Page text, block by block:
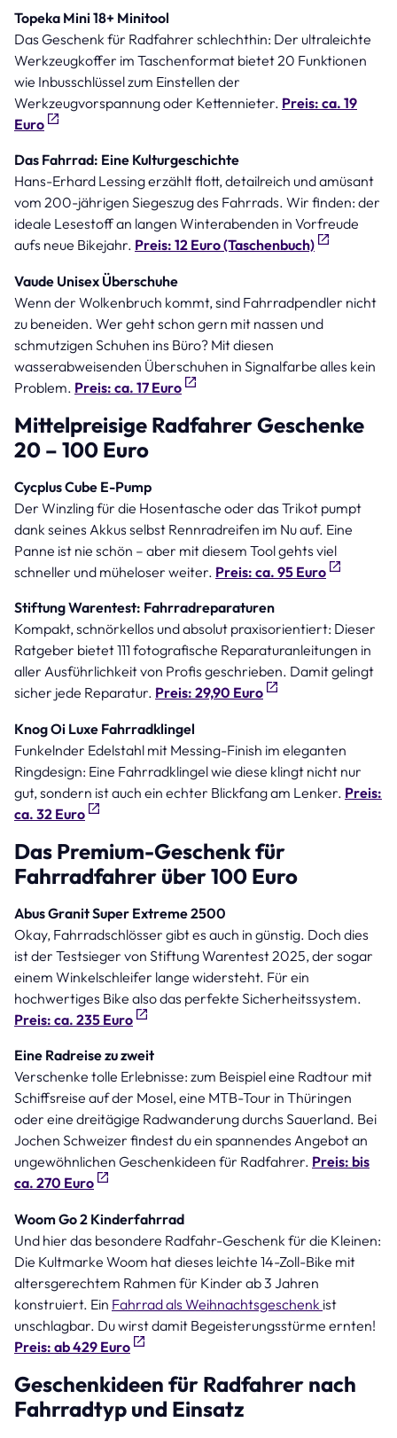
Topeka Mini 18+ Minitool
Das Geschenk für Radfahrer schlechthin: Der ultraleichte
Werkzeugkoffer im Taschenformat bietet 20 Funktionen
wie Inbusschlüssel zum Einstellen der
Werkzeugvorspannung oder Kettennieter. Preis: ca. 19
Euro
Das Fahrrad: Eine Kulturgeschichte
Hans-Erhard Lessing erzählt flott, detailreich und amüsant
vom 200-jährigen Siegeszug des Fahrrads. Wir finden: der
ideale Lesestoff an langen Winterabenden in Vorfreude
aufs neue Bikejahr. Preis: 12 Euro (Taschenbuch)
Vaude Unisex Überschuhe
Wenn der Wolkenbruch kommt, sind Fahrradpendler nicht
zu beneiden. Wer geht schon gern mit nassen und
schmutzigen Schuhen ins Büro? Mit diesen
wasserabweisenden Überschuhen in Signalfarbe alles kein
Problem. Preis: ca. 17 Euro
Mittelpreisige Radfahrer Geschenke
20 – 100 Euro
Cycplus Cube E-Pump
Der Winzling für die Hosentasche oder das Trikot pumpt
dank seines Akkus selbst Rennradreifen im Nu auf. Eine
Panne ist nie schön – aber mit diesem Tool gehts viel
schneller und müheloser weiter. Preis: ca. 95 Euro
Stiftung Warentest: Fahrradreparaturen
Kompakt, schnörkellos und absolut praxisorientiert: Dieser
Ratgeber bietet 111 fotografische Reparaturanleitungen in
aller Ausführlichkeit von Profis geschrieben. Damit gelingt
sicher jede Reparatur. Preis: 29,90 Euro
Knog Oi Luxe Fahrradklingel
Funkelnder Edelstahl mit Messing-Finish im eleganten
Ringdesign: Eine Fahrradklingel wie diese klingt nicht nur
gut, sondern ist auch ein echter Blickfang am Lenker. Preis:
ca. 32 Euro
Das Premium-Geschenk für
Fahrradfahrer über 100 Euro
Abus Granit Super Extreme 2500
Okay, Fahrradschlösser gibt es auch in günstig. Doch dies
ist der Testsieger von Stiftung Warentest 2025, der sogar
einem Winkelschleifer lange widersteht. Für ein
hochwertiges Bike also das perfekte Sicherheitssystem.
Preis: ca. 235 Euro
Eine Radreise zu zweit
Verschenke tolle Erlebnisse: zum Beispiel eine Radtour mit
Schiffsreise auf der Mosel, eine MTB-Tour in Thüringen
oder eine dreitägige Radwanderung durchs Sauerland. Bei
Jochen Schweizer findest du ein spannendes Angebot an
ungewöhnlichen Geschenkideen für Radfahrer. Preis: bis
ca. 270 Euro
Woom Go 2 Kinderfahrrad
Und hier das besondere Radfahr-Geschenk für die Kleinen:
Die Kultmarke Woom hat dieses leichte 14-Zoll-Bike mit
altersgerechtem Rahmen für Kinder ab 3 Jahren
konstruiert. Ein Fahrrad als Weihnachtsgeschenk ist
unschlagbar. Du wirst damit Begeisterungsstürme ernten!
Preis: ab 429 Euro
Geschenkideen für Radfahrer nach
Fahrradtyp und Einsatz